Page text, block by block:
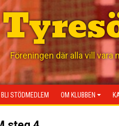
Föreningen där alla vill vara
BLI STÖDMEDLEM OM KLUBBEN